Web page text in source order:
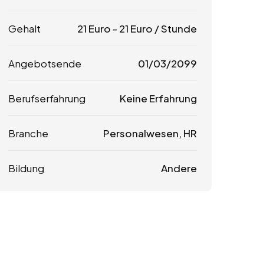
Gehalt 21 Euro - 21 Euro / Stunde
Angebotsende 01/03/2099
Berufserfahrung Keine Erfahrung
Branche Personalwesen, HR
Bildung Andere